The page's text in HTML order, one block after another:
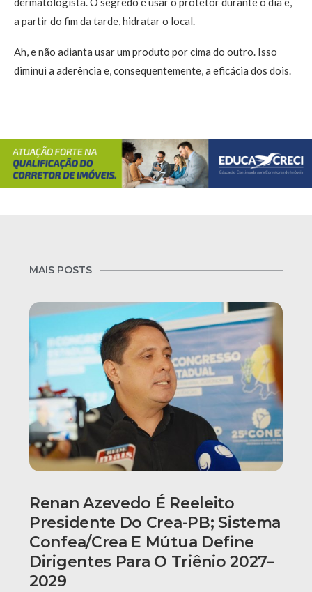
a partir do fim da tarde, hidratar o local.
Ah, e não adianta usar um produto por cima do outro. Isso
diminui a aderência e, consequentemente, a eficácia dos dois.
MAIS POSTS
Renan Azevedo É Reeleito
Presidente Do Crea-PB; Sistema
Confea/Crea E Mútua Define
Dirigentes Para O Triênio 2027–
2029